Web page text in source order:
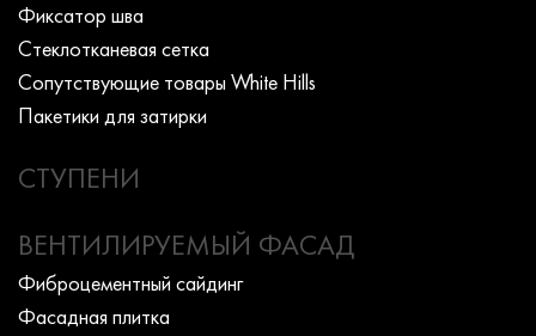
Фиксатор шва
Стеклотканевая сетка
Сопутствующие товары White Hills
Пакетики для затирки
СТУПЕНИ
ВЕНТИЛИРУЕМЫЙ ФАСАД
Фиброцементный сайдинг
Фасадная плитка